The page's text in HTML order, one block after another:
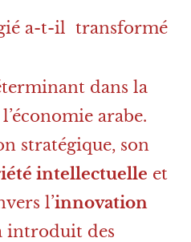
a-t-il transformé
dans la
arabe.
stratégique, son
intellectuelle et
l’innovation
introduit des